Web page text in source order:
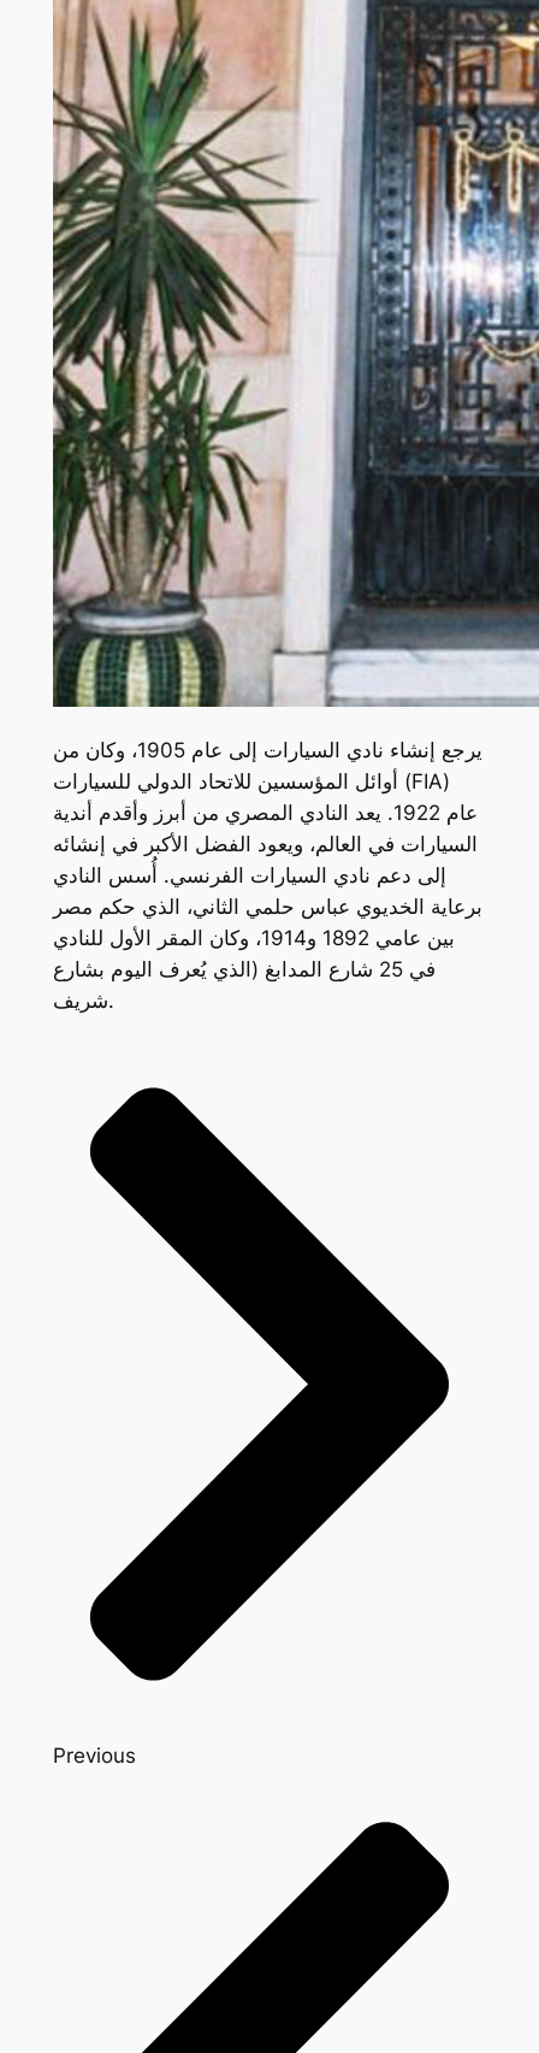
يرجع إنشاء نادي السيارات إلى عام 1905، وكان من
أوائل المؤسسين للاتحاد الدولي للسيارات (FIA)
عام 1922. يعد النادي المصري من أبرز وأقدم أندية
السيارات في العالم، ويعود الفضل الأكبر في إنشائه
إلى دعم نادي السيارات الفرنسي. أُسس النادي
برعاية الخديوي عباس حلمي الثاني، الذي حكم مصر
بين عامي 1892 و1914، وكان المقر الأول للنادي
في 25 شارع المدابغ (الذي يُعرف اليوم بشارع
شريف.
Previous